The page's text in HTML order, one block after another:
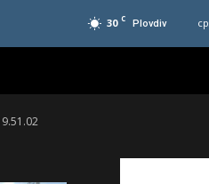
30 C Plovdiv